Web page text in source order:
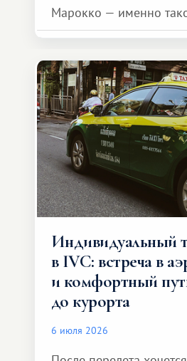
Марокко — именно
Индивидуальный
в IVC: встреча в
и комфортный
до курорта
6 июля 2026